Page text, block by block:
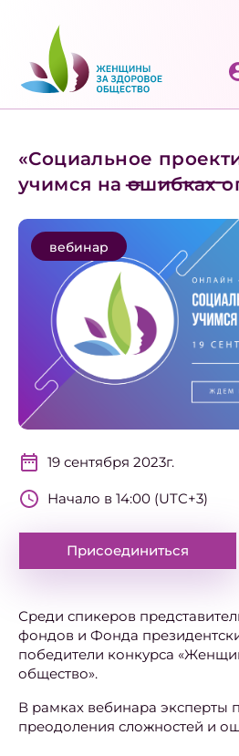
«Социальное
учимся на ̶о̶ш̶и̶б̶к̶а̶х̶
вебинар
19 сентября 2023г.
Начало в 14:00 (UTC+3)
Присоединиться
Среди спикеров
фондов и Фонда
победители конкурса
общество».
В рамках вебинара эксперты
преодоления сложностей и